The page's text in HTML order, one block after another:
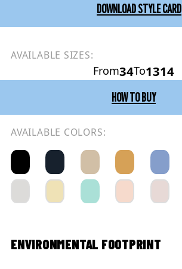
DOWNLOAD STYLE CARD
AVAILABLE SIZES:
From34To1314
HOW TO BUY
AVAILABLE COLORS:
ENVIRONMENTAL FOOTPRINT